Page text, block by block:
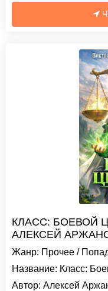
КЛАСС: БОЕВОЙ
АЛЕКСЕЙ
Жанр: Прочее /
Название: Класс:
Автор: Алексей